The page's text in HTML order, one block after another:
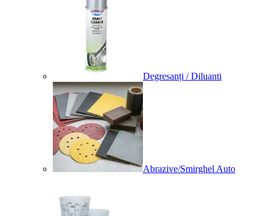
Degresanți / Diluanti
Abrazive/Smirghel Auto